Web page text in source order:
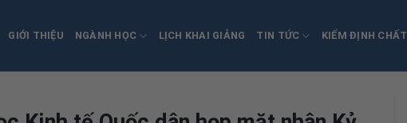
GIỚI THIỆU NGÀNH HỌC LỊCH KHAI GIẢNG TIN TỨC KIỂM ĐỊNH